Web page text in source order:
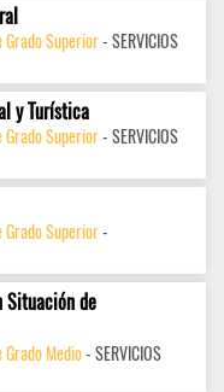
Grado Superior- SERVICIOS
y Turística
Grado Superior- SERVICIOS
Grado Superior-
Situación de
Medio- SERVICIOS